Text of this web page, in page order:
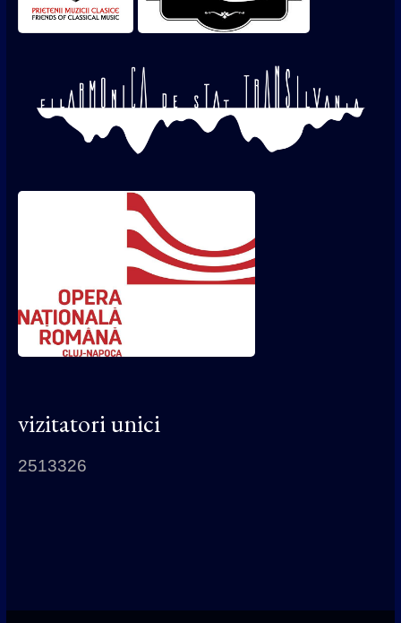
vizitatori unici
2513326